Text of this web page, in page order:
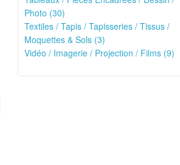
Photo (30)
Textiles / Tapis / Tapisseries / Tissus /
Moquettes & Sols (3)
Vidéo / Imagerie / Projection / Films (9)